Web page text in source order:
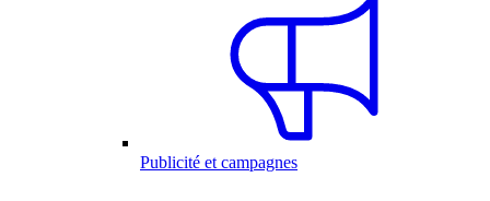
Publicité et campagnes